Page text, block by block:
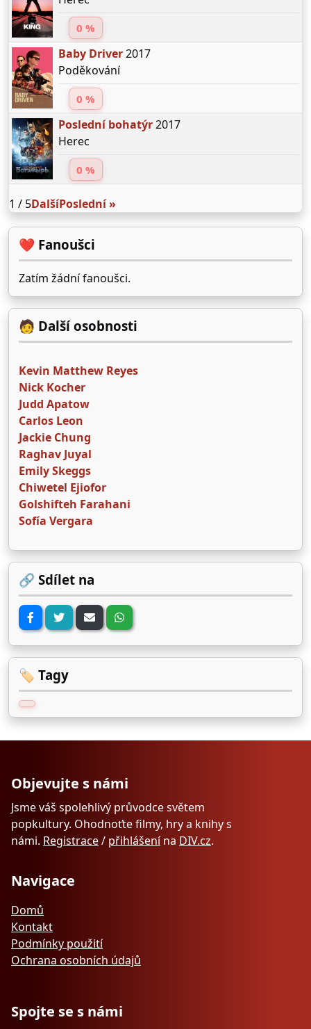
0 %
Baby Driver2017
Poděkování
0 %
Poslední bohatýr2017
Herec
0 %
1 / 5DalšíPoslední »
❤️ Fanoušci
Zatím žádní fanoušci.
🧑 Další osobnosti
Kevin Matthew Reyes
Nick Kocher
Judd Apatow
Carlos Leon
Jackie Chung
Raghav Juyal
Emily Skeggs
Chiwetel Ejiofor
Golshifteh Farahani
Sofía Vergara
🔗 Sdílet na
🏷️ Tagy
Objevujte s námi
Jsme váš spolehlivý průvodce světem
popkultury. Ohodnoťte filmy, hry a knihy s
námi. Registrace/ přihlášenína DIV.cz.
Navigace
Domů
Kontakt
Podmínky použití
Ochrana osobních údajů
Spojte se s námi